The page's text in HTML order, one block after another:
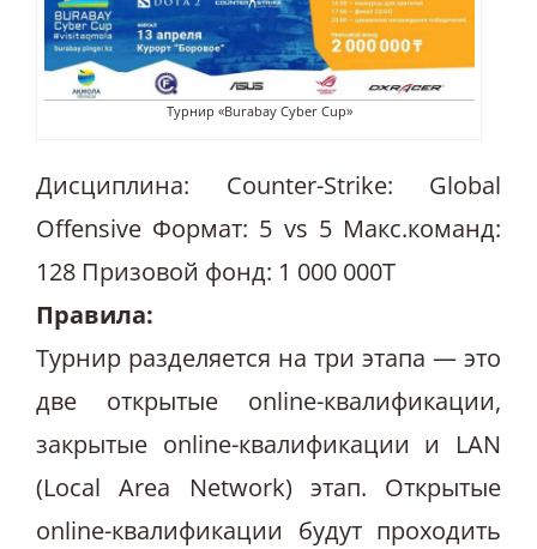
Турнир «Burabay Cyber Cup»
Дисциплина: Counter-Strike: Global
Offensive Формат: 5 vs 5 Макс.команд:
128 Призовой фонд: 1 000 000T
Правила:
Турнир разделяется на три этапа — это
две открытые online-квалификации,
закрытые online-квалификации и LAN
(Local Area Network) этап. Открытые
online-квалификации будут проходить